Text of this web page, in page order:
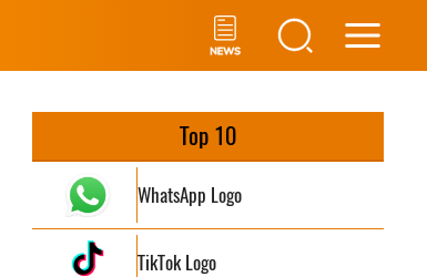
Top 10
WhatsApp Logo
TikTok Logo